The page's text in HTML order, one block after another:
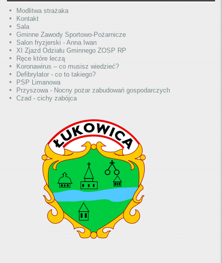
Modlitwa strażaka
Kontakt
Sala
Gminne Zawody Sportowo-Pożarnicze
Salon fryzjerski - Anna Iwan
XI Zjazd Odziału Gminnego ZOSP RP
Ręce które leczą
Koronawirus – co musisz wiedzieć?
Defibrylator - co to takiego?
PSP Limanowa
Przyszowa - Nocny pożar zabudowań gospodarczych
Czad - cichy zabójca